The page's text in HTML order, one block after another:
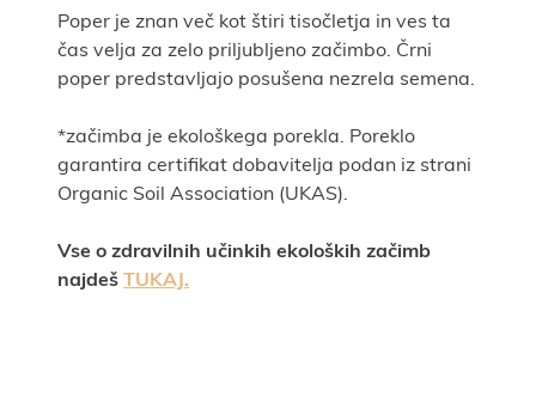
Poper je znan več kot štiri tisočletja in ves ta
čas velja za zelo priljubljeno začimbo. Črni
poper predstavljajo posušena nezrela semena.
*začimba je ekološkega porekla. Poreklo
garantira certifikat dobavitelja podan iz strani
Organic Soil Association (UKAS).
Vse o zdravilnih učinkih ekoloških začimb
najdeš TUKAJ.